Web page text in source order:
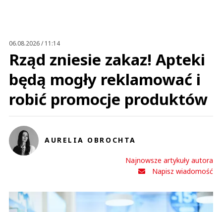
06.08.2026 / 11:14
Rząd zniesie zakaz! Apteki
będą mogły reklamować i
robić promocje produktów
AURELIA OBROCHTA
Najnowsze artykuły autora
Napisz wiadomość